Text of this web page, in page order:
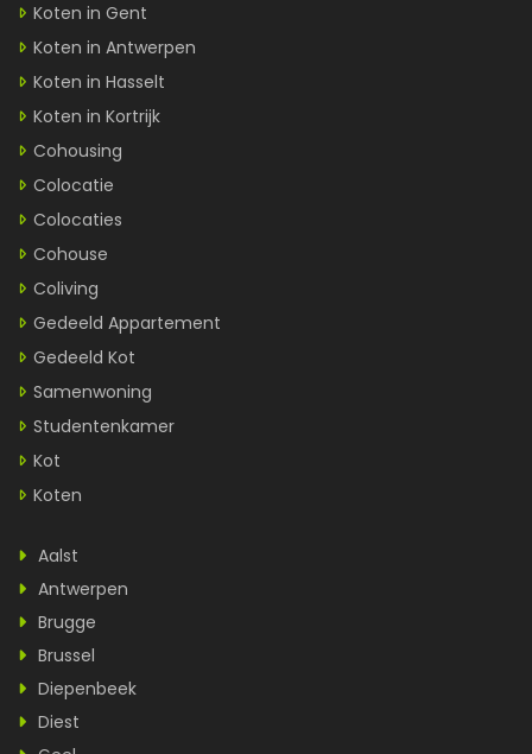
Koten in Gent
Koten in Antwerpen
Koten in Hasselt
Koten in Kortrijk
Cohousing
Colocatie
Colocaties
Cohouse
Coliving
Gedeeld Appartement
Gedeeld Kot
Samenwoning
Studentenkamer
Kot
Koten
Aalst
Antwerpen
Brugge
Brussel
Diepenbeek
Diest